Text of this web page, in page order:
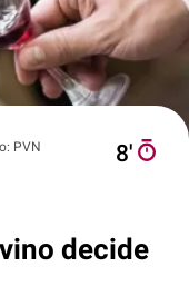
PVN 8′
decide